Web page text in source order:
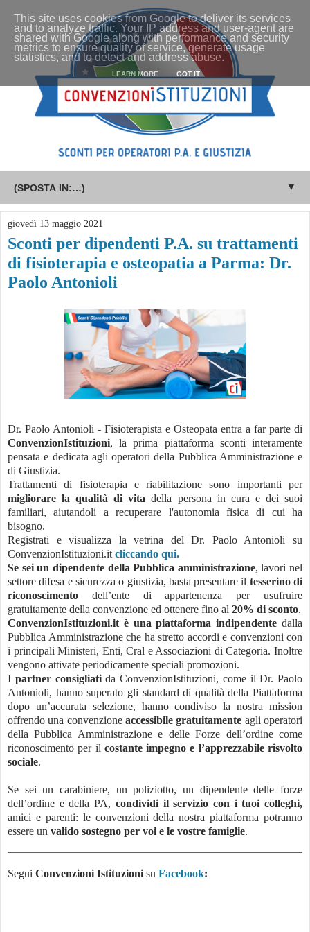
▼
giovedì 13 maggio 2021
Sconti per dipendenti P.A. su trattamenti
di fisioterapia e osteopatia a Parma: Dr.
Paolo Antonioli
Dr. Paolo Antonioli - Fisioterapista e Osteopata entra a far parte di
ConvenzionIstituzioni, la prima piattaforma sconti interamente
pensata e dedicata agli operatori della Pubblica Amministrazione e
di Giustizia.
Trattamenti di fisioterapia e riabilitazione sono importanti per
migliorare la qualità di vita della persona in cura e dei suoi
familiari, aiutandoli a recuperare l'autonomia fisica di cui ha
bisogno.
Registrati e visualizza la vetrina del Dr. Paolo Antonioli su
ConvenzionIstituzioni.it cliccando qui.
Se sei un dipendente della Pubblica amministrazione, lavori nel
settore difesa e sicurezza o giustizia, basta presentare il tesserino di
riconoscimento dell’ente di appartenenza per usufruire
gratuitamente della convenzione ed ottenere fino al 20% di sconto.
ConvenzionIstituzioni.it è una piattaforma indipendente dalla
Pubblica Amministrazione che ha stretto accordi e convenzioni con
i principali Ministeri, Enti, Cral e Associazioni di Categoria. Inoltre
vengono attivate periodicamente speciali promozioni.
I partner consigliatida ConvenzionIstituzioni, come il Dr. Paolo
Antonioli, hanno superato gli standard di qualità della Piattaforma
dopo un’accurata selezione, hanno condiviso la nostra mission
offrendo una convenzione accessibile gratuitamente agli operatori
della Pubblica Amministrazione e delle Forze dell’ordine come
riconoscimento per il costante impegno e l’apprezzabile risvolto
sociale.
Se sei un carabiniere, un poliziotto, un dipendente delle forze
dell’ordine e della PA, condividi il servizio con i tuoi colleghi,
amici e parenti: le convenzioni della nostra piattaforma potranno
essere un valido sostegno per voi e le vostre famiglie.
Segui Convenzioni Istituzioni su Facebook:
This site uses cookies from Google to deliver its services
and to analyze traffic. Your IP address and user-agent are
shared with Google along with performance and security
metrics to ensure quality of service, generate usage
statistics, and to detect and address abuse.
LEARN MORE GOT IT